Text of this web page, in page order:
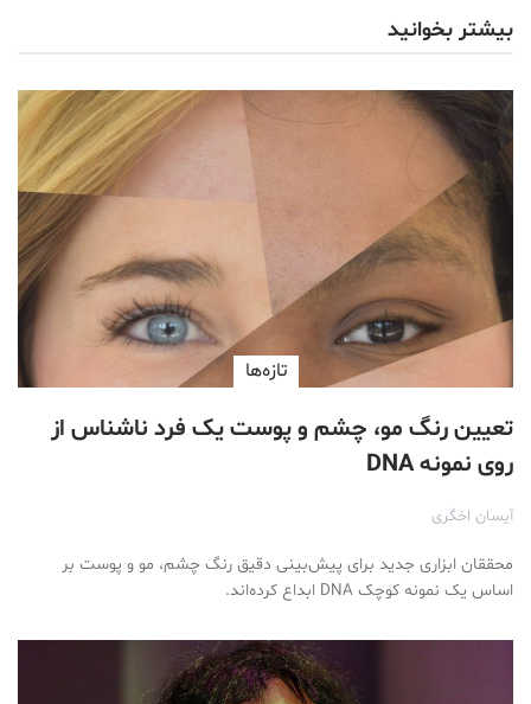
بیشتر بخوانید
تازه‌ها
تعیین رنگ مو، چشم و پوست یک فرد ناشناس از
روی نمونه DNA
آیسان اخگری
محققان ابزاری جدید برای پیش‌بینی دقیق رنگ چشم، مو و پوست بر
اساس یک نمونه کوچک DNA ابداع کرده‌اند.